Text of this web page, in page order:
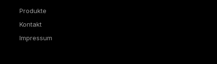
Produkte
Kontakt
Impressum